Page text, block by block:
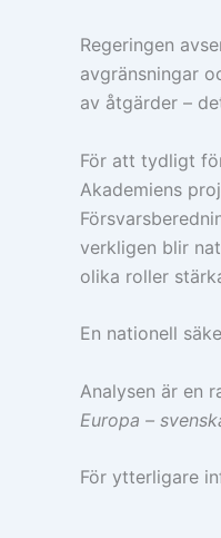
Regeringen
avgränsningar
av åtgärder –
För att tydligt
Akademiens
verkligen blir
olika roller
En nationell
Analysen är en
Europa –
För ytterligare